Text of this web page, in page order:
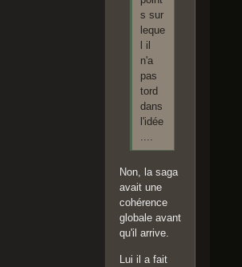
s sur
leque
l il
n'a
pas
tord
dans
l'idée
....
Non, la saga
avait une
cohérence
globale avant
qu'il arrive.
Lui il a fait